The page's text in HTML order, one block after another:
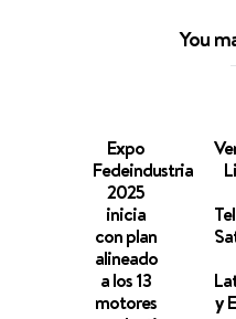
You
Expo
Fedeindustria
2025
inicia
con plan
alineado
a los 13
motores
y